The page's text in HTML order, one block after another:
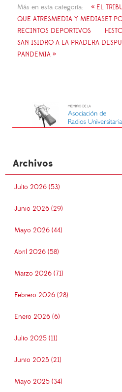
Más en esta categoría:
« EL
QUE ATRESMEDIA Y MEDIASET
RECINTOS DEPORTIVOS
SAN ISIDRO A LA PRADERA
PANDEMIA »
Archivos
Julio 2026 (53)
Junio 2026 (29)
Mayo 2026 (44)
Abril 2026 (58)
Marzo 2026 (71)
Febrero 2026 (28)
Enero 2026 (6)
Julio 2025 (11)
Junio 2025 (21)
Mayo 2025 (34)